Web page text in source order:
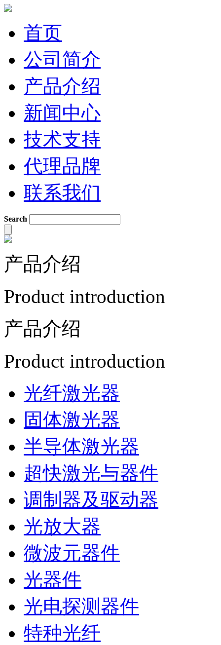
首页
公司简介
产品介绍
新闻中心
技术支持
代理品牌
联系我们
Search
产品介绍
Product introduction
产品介绍
Product introduction
光纤激光器
固体激光器
半导体激光器
超快激光与器件
调制器及驱动器
光放大器
微波元器件
光器件
光电探测器件
特种光纤